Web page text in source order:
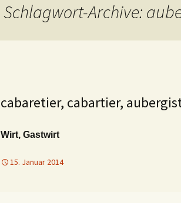
Schlagwort-Archive:
cabaretier, cabartier,
Wirt, Gastwirt
15. Januar 2014